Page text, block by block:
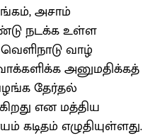
அசாம்
நடக்க உள்ள
வாழ்
அனுமதிக்கத்
தேர்தல்
என மத்திய
எழுதியுள்ளது.